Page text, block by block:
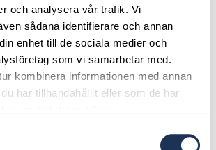
och analysera vår trafik. Vi
sådana identifierare och annan
enhet till de sociala medier och
som vi samarbetar med.
kombinera informationen med annan
har tillhandahållit eller som de har
09:00-09:15
12:00-12:30
Rast 14:30-14:45
07:00-16:00